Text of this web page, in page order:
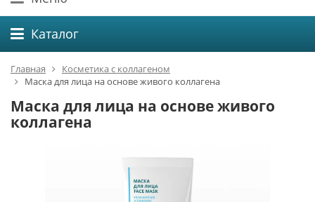
Каталог
Главная
Косметика с коллагеном
Маска для лица на основе живого коллагена
Маска для лица на основе живого
коллагена